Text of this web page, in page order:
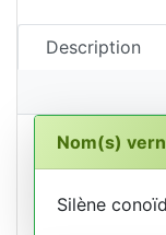
Description
Nom(s)
Silène